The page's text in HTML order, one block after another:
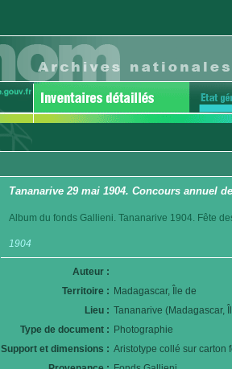
Tananarive 29 mai 1904. Concours annuel
Album du fonds Gallieni. Tananarive 1904. Fête
1904
Auteur :
Territoire : Madagascar, Île de
Lieu : Tananarive (Madagascar,
Type de document : Photographie
Support et dimensions : Aristotype collé sur carton